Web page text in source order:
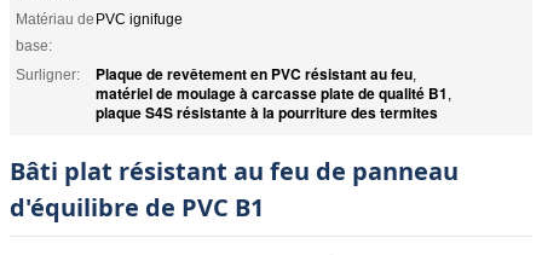
Matériau de
base:
PVC ignifuge
Surligner: Plaque de revêtement en PVC résistant au feu,
matériel de moulage à carcasse plate de qualité B1 ,
plaque S4S résistante à la pourriture des termites
Bâti plat résistant au feu de panneau
d'équilibre de PVC B1